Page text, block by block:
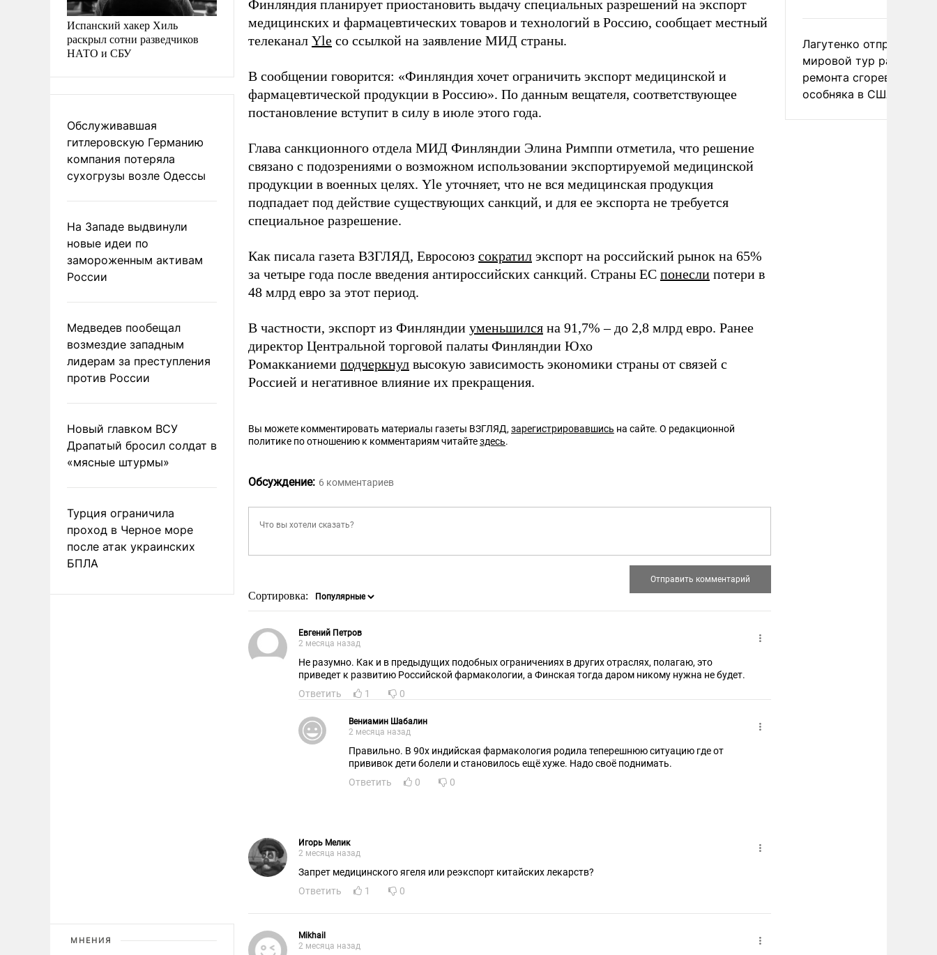
Испанский хакер Хиль
раскрыл сотни разведчиков
НАТО и СБУ
Обслуживавшая
гитлеровскую Германию
компания потеряла
сухогрузы возле Одессы
На Западе выдвинули
новые идеи по
замороженным активам
России
Медведев пообещал
возмездие западным
лидерам за преступления
против России
Новый главком ВСУ
Драпатый бросил солдат в
«мясные штурмы»
Турция ограничила
проход в Черное море
после атак украинских
БПЛА
МНЕНИЯ
Финляндия планирует приостановить выдачу специальных разрешений на экспорт
медицинских и фармацевтических товаров и технологий в Россию, сообщает местный
телеканал Yle со ссылкой на заявление МИД страны.
В сообщении говорится: «Финляндия хочет ограничить экспорт медицинской и
фармацевтической продукции в Россию». По данным вещателя, соответствующее
постановление вступит в силу в июле этого года.
Глава санкционного отдела МИД Финляндии Элина Римппи отметила, что решение
связано с подозрениями о возможном использовании экспортируемой медицинской
продукции в военных целях. Yle уточняет, что не вся медицинская продукция
подпадает под действие существующих санкций, и для ее экспорта не требуется
специальное разрешение.
Как писала газета ВЗГЛЯД, Евросоюз сократил экспорт на российский рынок на 65%
за четыре года после введения антироссийских санкций. Страны ЕС понесли потери в
48 млрд евро за этот период.
В частности, экспорт из Финляндии уменьшился на 91,7% – до 2,8 млрд евро. Ранее
директор Центральной торговой палаты Финляндии Юхо
Ромакканиеми подчеркнул высокую зависимость экономики страны от связей с
Россией и негативное влияние их прекращения.
Вы можете комментировать материалы газеты ВЗГЛЯД,зарегистрировавшись на сайте. О редакционной
политике по отношению к комментариям читайтездесь.
Обсуждение: 6 комментариев
Сортировка:
Евгений Петров
2 месяца назад
Не разумно. Как и в предыдущих подобных ограничениях в других отраслях, полагаю, это
приведет к развитию Российской фармакологии, а Финская тогда даром никому нужна не будет.
Ответить
1 0
Вениамин Шабалин
2 месяца назад
Правильно. В 90х индийская фармакология родила теперешнюю ситуацию где от
прививок дети болели и становилось ещё хуже. Надо своё поднимать.
Ответить
0 0
Игорь Мелик
2 месяца назад
Запрет медицинского ягеля или реэкспорт китайских лекарств?
Ответить
1 0
Mikhail
2 месяца назад
Лагутенко отправился в
мировой тур ради
ремонта сгоревшего
особняка в США